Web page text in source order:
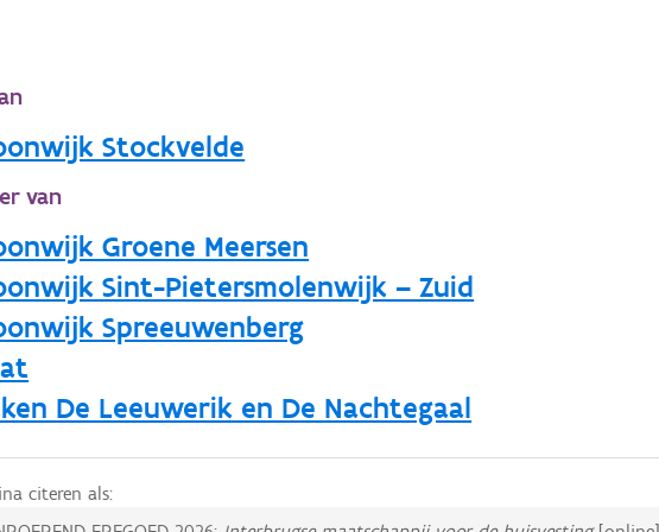
Stockvelde
van
Groene Meersen
Sint-Pietersmolenwijk – Zuid
Spreeuwenberg
De Leeuwerik en De Nachtegaal
citeren als: